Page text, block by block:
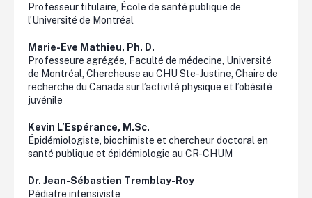
Professeur titulaire, École de santé publique de
l’Université de Montréal
Marie-Eve Mathieu, Ph. D.
Professeure agrégée, Faculté de médecine, Université
de Montréal, Chercheuse au CHU Ste-Justine, Chaire de
recherche du Canada sur l’activité physique et l’obésité
juvénile
Kevin L’Espérance, M.Sc.
Épidémiologiste, biochimiste et chercheur doctoral en
santé publique et épidémiologie au CR-CHUM
Dr. Jean-Sébastien Tremblay-Roy
Pédiatre intensiviste